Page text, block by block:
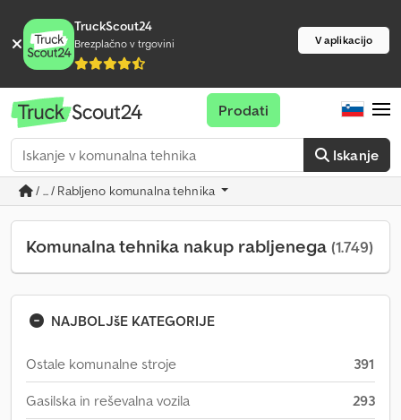
TruckScout24
Brezplačno v trgovini V aplikacijo
Iskanje
Prodati
/ ... / Rabljeno komunalna tehnika
Komunalna tehnika nakup rabljenega (1.749)
NAJBOLJšE KATEGORIJE
Ostale komunalne stroje 391
Gasilska in reševalna vozila 293